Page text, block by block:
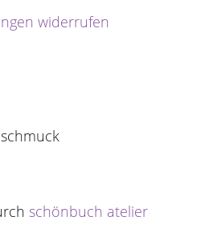
widerrufen
schönbuch atelier